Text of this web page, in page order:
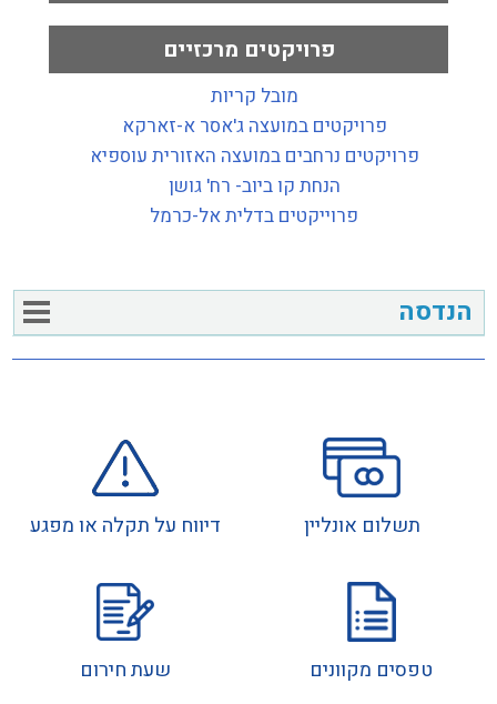
הנדסה
פרויקטים מרכזיים
מובל קריות
פרויקטים במועצה ג'אסר א-זארקא
פרויקטים נרחבים במועצה האזורית עוספיא
הנחת קו ביוב- רח' גושן
פרוייקטים בדלית אל-כרמל
תשלום אונליין דיווח על תקלה או מפגע
טפסים מקוונים שעת חירום